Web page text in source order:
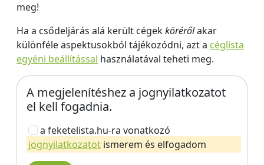
meg!
Ha a csődeljárás alá került cégekkörérőlakar
különféle aspektusokból tájékozódni, azt a céglista
egyéni beállítással használatával teheti meg.
A megjelenítéshez a jognyilatkozatot
el kell fogadnia.
a feketelista.hu-ra vonatkozó
jognyilatkozatot ismerem és elfogadom